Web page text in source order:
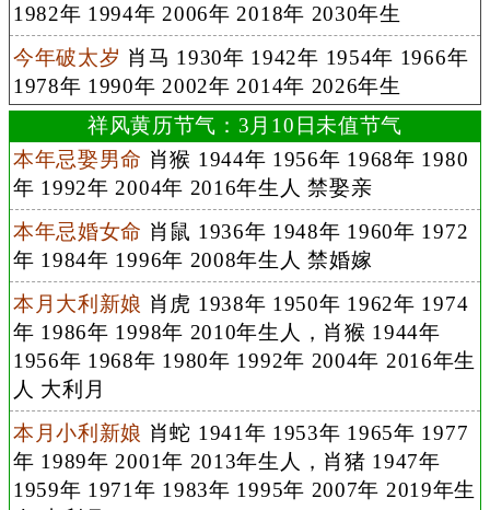
1982年 1994年 2006年 2018年 2030年生
今年破太岁 肖马 1930年 1942年 1954年 1966年
1978年 1990年 2002年 2014年 2026年生
祥风黄历节气：3月10日未值节气
本年忌娶男命 肖猴 1944年 1956年 1968年 1980
年 1992年 2004年 2016年生人 禁娶亲
本年忌婚女命 肖鼠 1936年 1948年 1960年 1972
年 1984年 1996年 2008年生人 禁婚嫁
本月大利新娘 肖虎 1938年 1950年 1962年 1974
年 1986年 1998年 2010年生人，肖猴 1944年
1956年 1968年 1980年 1992年 2004年 2016年生
人 大利月
本月小利新娘 肖蛇 1941年 1953年 1965年 1977
年 1989年 2001年 2013年生人，肖猪 1947年
1959年 1971年 1983年 1995年 2007年 2019年生